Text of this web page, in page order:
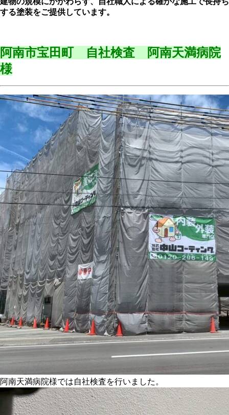
する塗装をご提供しています。
阿南市宝田町 自社検査 阿南天満病院
様
阿南天満病院様では自社検査を行いました。